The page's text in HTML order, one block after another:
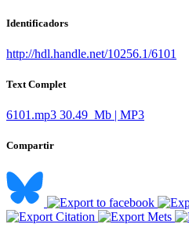
Identificadors
http://hdl.handle.net/10256.1/6101
Text Complet
6101.mp3 30.49 Mb | MP3
Compartir